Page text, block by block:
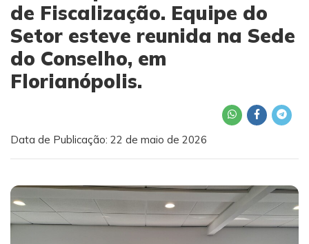
de Fiscalização. Equipe do
Setor esteve reunida na Sede
do Conselho, em
Florianópolis.
Data de Publicação: 22 de maio de 2026